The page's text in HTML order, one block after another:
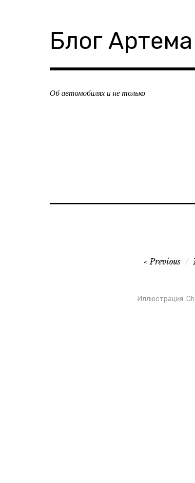
Блог
Об автомобилях и не только
Previous
Иллюстрация: